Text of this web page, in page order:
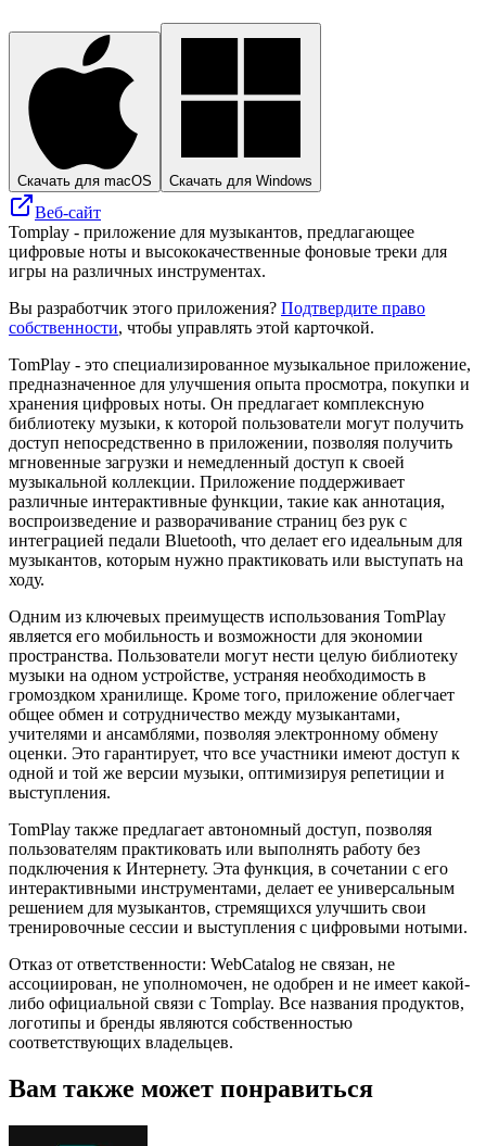
Скачать для macOS Скачать для Windows
Веб-сайт
Tomplay - приложение для музыкантов, предлагающее
цифровые ноты и высококачественные фоновые треки для
игры на различных инструментах.
Вы разработчик этого приложения? Подтвердите право
собственности, чтобы управлять этой карточкой.
TomPlay - это специализированное музыкальное приложение,
предназначенное для улучшения опыта просмотра, покупки и
хранения цифровых ноты. Он предлагает комплексную
библиотеку музыки, к которой пользователи могут получить
доступ непосредственно в приложении, позволяя получить
мгновенные загрузки и немедленный доступ к своей
музыкальной коллекции. Приложение поддерживает
различные интерактивные функции, такие как аннотация,
воспроизведение и разворачивание страниц без рук с
интеграцией педали Bluetooth, что делает его идеальным для
музыкантов, которым нужно практиковать или выступать на
ходу.
Одним из ключевых преимуществ использования TomPlay
является его мобильность и возможности для экономии
пространства. Пользователи могут нести целую библиотеку
музыки на одном устройстве, устраняя необходимость в
громоздком хранилище. Кроме того, приложение облегчает
общее обмен и сотрудничество между музыкантами,
учителями и ансамблями, позволяя электронному обмену
оценки. Это гарантирует, что все участники имеют доступ к
одной и той же версии музыки, оптимизируя репетиции и
выступления.
TomPlay также предлагает автономный доступ, позволяя
пользователям практиковать или выполнять работу без
подключения к Интернету. Эта функция, в сочетании с его
интерактивными инструментами, делает ее универсальным
решением для музыкантов, стремящихся улучшить свои
тренировочные сессии и выступления с цифровыми нотыми.
Отказ от ответственности: WebCatalog не связан, не
ассоциирован, не уполномочен, не одобрен и не имеет какой-
либо официальной связи с Tomplay. Все названия продуктов,
логотипы и бренды являются собственностью
соответствующих владельцев.
Вам также может понравиться